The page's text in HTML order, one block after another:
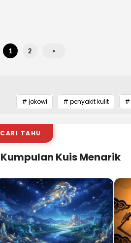
1 2 >
# jokowi # penyakit kulit #
CARI TAHU
Kumpulan Kuis Menarik